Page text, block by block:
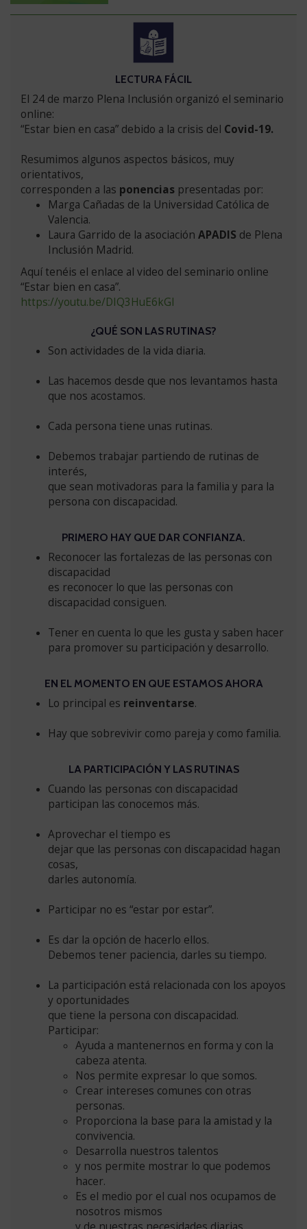
VERSIÓN
LECTURA FÁCIL
Saltar
versión
en
fácil
El 24 de marzo Plena Inclusión organizó el seminario
online:
“Estar bien en casa” debido a la crisis del Covid-19.
Resumimos algunos aspectos básicos, muy
orientativos,
corresponden a las ponencias presentadas por:
Marga Cañadas de la Universidad Católica de
Valencia.
Laura Garrido de la asociación APADIS de Plena
Inclusión Madrid.
Aquí tenéis el enlace al video del seminario online
“Estar bien en casa”.
https://youtu.be/DIQ3HuE6kGI
¿QUÉ SON LAS RUTINAS?
Son actividades de la vida diaria.
Las hacemos desde que nos levantamos hasta
que nos acostamos.
Cada persona tiene unas rutinas.
Debemos trabajar partiendo de rutinas de
interés,
que sean motivadoras para la familia y para la
persona con discapacidad.
PRIMERO HAY QUE DAR CONFIANZA.
Reconocer las fortalezas de las personas con
discapacidad
es reconocer lo que las personas con
discapacidad consiguen.
Tener en cuenta lo que les gusta y saben hacer
para promover su participación y desarrollo.
EN EL MOMENTO EN QUE ESTAMOS AHORA
Lo principal es reinventarse.
Hay que sobrevivir como pareja y como familia.
LA PARTICIPACIÓN Y LAS RUTINAS
Cuando las personas con discapacidad
participan las conocemos más.
Aprovechar el tiempo es
dejar que las personas con discapacidad hagan
cosas,
darles autonomía.
Participar no es “estar por estar”.
Es dar la opción de hacerlo ellos.
Debemos tener paciencia, darles su tiempo.
La participación está relacionada con los apoyos
y oportunidades
que tiene la persona con discapacidad.
Participar:
Ayuda a mantenernos en forma y con la
cabeza atenta.
Nos permite expresar lo que somos.
Crear intereses comunes con otras
personas.
Proporciona la base para la amistad y la
convivencia.
Desarrolla nuestros talentos
y nos permite mostrar lo que podemos
hacer.
Es el medio por el cual nos ocupamos de
nosotros mismos